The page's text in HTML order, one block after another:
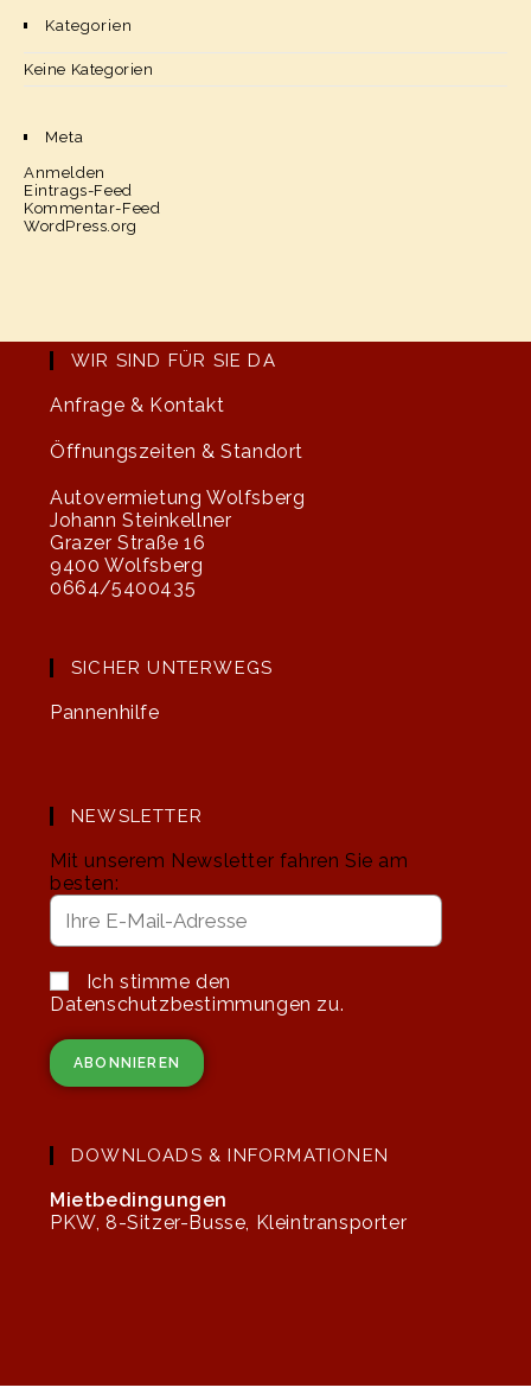
Kategorien
Keine Kategorien
Meta
Anmelden
Eintrags-Feed
Kommentar-Feed
WordPress.org
WIR SIND FÜR SIE DA
Anfrage & Kontakt
Öffnungszeiten & Standort
Autovermietung Wolfsberg
Johann Steinkellner
Grazer Straße 16
9400 Wolfsberg
0664/5400435
SICHER UNTERWEGS
Pannenhilfe
NEWSLETTER
Mit unserem Newsletter fahren Sie am
besten:
Ich stimme den
Datenschutzbestimmungen zu.
DOWNLOADS & INFORMATIONEN
Mietbedingungen
PKW, 8-Sitzer-Busse, Kleintransporter